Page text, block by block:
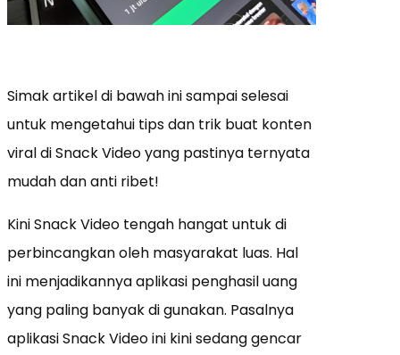
Simak artikel di bawah ini sampai selesai
untuk mengetahui tips dan trik buat konten
viral di Snack Video yang pastinya ternyata
mudah dan anti ribet!
Kini Snack Video tengah hangat untuk di
perbincangkan oleh masyarakat luas. Hal
ini menjadikannya aplikasi penghasil uang
yang paling banyak di gunakan. Pasalnya
aplikasi Snack Video ini kini sedang gencar